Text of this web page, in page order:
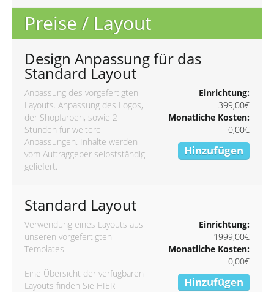
Preise / Layout
Design Anpassung für das
Standard Layout
Anpassung des vorgefertigten
Layouts. Anpassung des Logos,
der Shopfarben, sowie 2
Stunden für weitere
Anpassungen. Inhalte werden
vom Auftraggeber selbstständig
geliefert.
Einrichtung:
399,00€
Monatliche Kosten:
0,00€
Hinzufügen
Standard Layout
Verwendung eines Layouts aus
unseren vorgefertigten
Templates
Eine Übersicht der verfügbaren
Layouts finden Sie HIER
Einrichtung:
1999,00€
Monatliche Kosten:
0,00€
Hinzufügen